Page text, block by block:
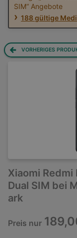
SIM“ Angebote
188 gültige
VORHERIGES
Xiaomi Redmi
Dual SIM bei
ark
Preis nur